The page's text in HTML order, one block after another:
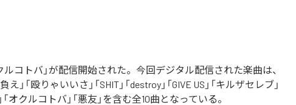
ルコトバ」が配信開始された。今回デジタル配信された楽曲は、
え」「殴りゃいいさ」「SHIT」「destroy」「GIVE US」「キルザセレブ」
「オクルコトバ」「悪友」を含む全10曲となっている。